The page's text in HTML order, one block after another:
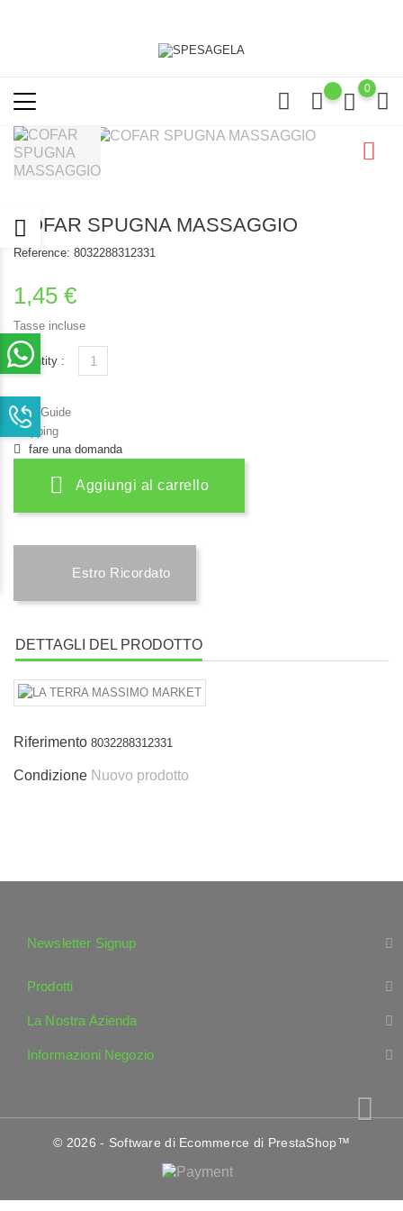
0
COFAR SPUGNA MASSAGGIO
Reference: 8032288312331
1,45 €
Tasse incluse
Quantity :
Size Guide
Shipping
fare una domanda
Aggiungi al carrello
Estro Ricordato
DETTAGLI DEL PRODOTTO
Riferimento 8032288312331
Condizione Nuovo prodotto
Newsletter Signup
Prodotti
La Nostra Azienda
Informazioni Negozio
© 2026 - Software di Ecommerce di PrestaShop™